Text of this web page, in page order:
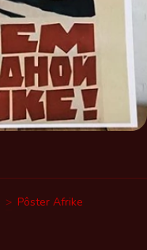
> Pôster Afrike